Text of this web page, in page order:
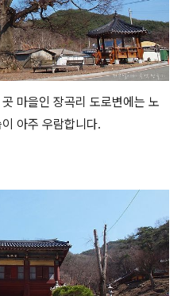
마을인 장곡리 도로변에는 노
아주 우람합니다.